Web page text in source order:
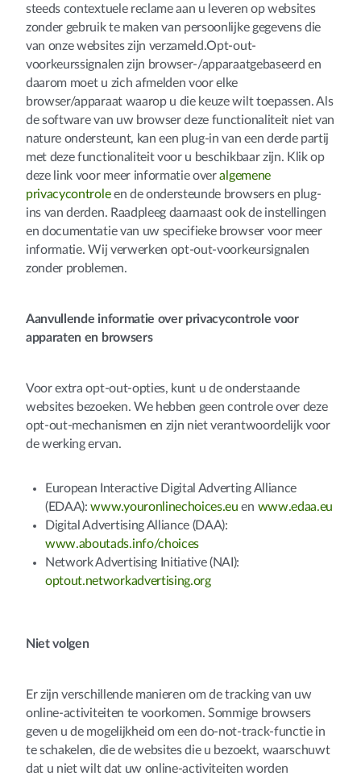
steeds contextuele reclame aan u leveren op websites
zonder gebruik te maken van persoonlijke gegevens die
van onze websites zijn verzameld.Opt-out-
voorkeurssignalen zijn browser-/apparaatgebaseerd en
daarom moet u zich afmelden voor elke
browser/apparaat waarop u die keuze wilt toepassen. Als
de software van uw browser deze functionaliteit niet van
nature ondersteunt, kan een plug-in van een derde partij
met deze functionaliteit voor u beschikbaar zijn. Klik op
deze link voor meer informatie overalgemene
privacycontroleen de ondersteunde browsers en plug-
ins van derden. Raadpleeg daarnaast ook de instellingen
en documentatie van uw specifieke browser voor meer
informatie. Wij verwerken opt-out-voorkeursignalen
zonder problemen.
Aanvullende informatie over privacycontrole voor
apparaten en browsers
Voor extra opt-out-opties, kunt u de onderstaande
websites bezoeken. We hebben geen controle over deze
opt-out-mechanismen en zijn niet verantwoordelijk voor
de werking ervan.
European Interactive Digital Adverting Alliance
(EDAA):www.youronlinechoices.eu en www.edaa.eu
Digital Advertising Alliance (DAA):
www.aboutads.info/choices
Network Advertising Initiative (NAI):
optout.networkadvertising.org
Niet volgen
Er zijn verschillende manieren om de tracking van uw
online-activiteiten te voorkomen. Sommige browsers
geven u de mogelijkheid om een do-not-track-functie in
te schakelen, die de websites die u bezoekt, waarschuwt
dat u niet wilt dat uw online-activiteiten worden